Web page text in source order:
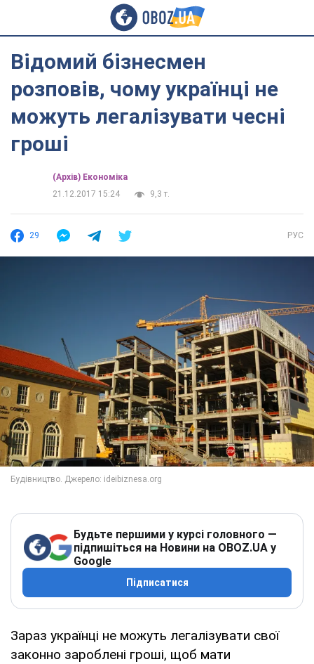
Відомий бізнесмен
розповів, чому українці не
можуть легалізувати чесні
гроші
(Архів) Економіка
21.12.2017 15:24
9,3 т.
29 РУС
Будьте першими у курсі головного —
підпишіться на Новини на OBOZ.UA у
Google
Підписатися
Зараз українці не можуть легалізувати свої
законно зароблені гроші, щоб мати